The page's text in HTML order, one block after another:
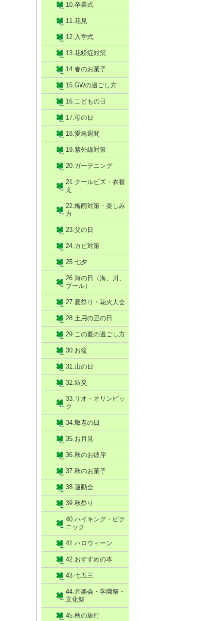
10.卒業式
11.花見
12.入学式
13.花粉症対策
14.春のお菓子
15.GWの過ごし方
16.こどもの日
17.母の日
18.愛鳥週間
19.紫外線対策
20.ガーデニング
21.クールビズ・衣替
え
22.梅雨対策・楽しみ
方
23.父の日
24.カビ対策
25.七夕
26.海の日（海、川、
プール）
27.夏祭り・花火大会
28.土用の丑の日
29.この夏の過ごし方
30.お盆
31.山の日
32.防災
33.リオ・オリンピッ
ク
34.敬老の日
35.お月見
36.秋のお彼岸
37.秋のお菓子
38.運動会
39.秋祭り
40.ハイキング・ピク
ニック
41.ハロウィーン
42.おすすめの本
43.七五三
44.音楽会・学園祭・
文化祭
45.秋の旅行